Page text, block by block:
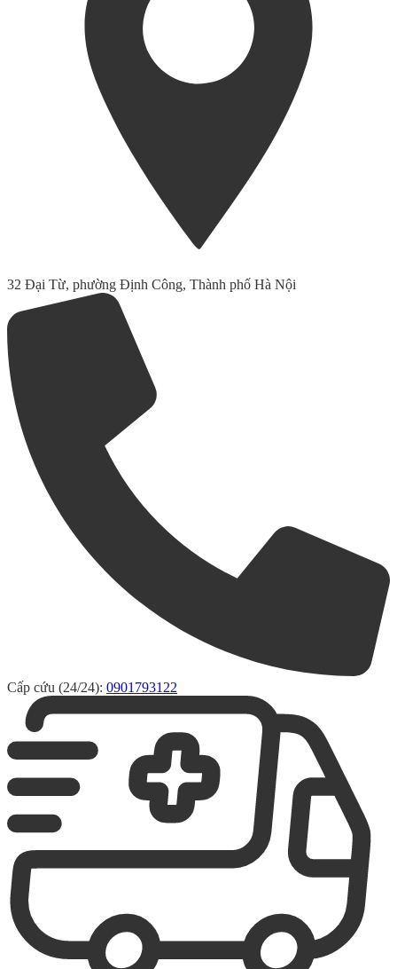
32 Đại Từ, phường Định Công, Thành phố Hà Nội
Cấp cứu (24/24): 0901793122